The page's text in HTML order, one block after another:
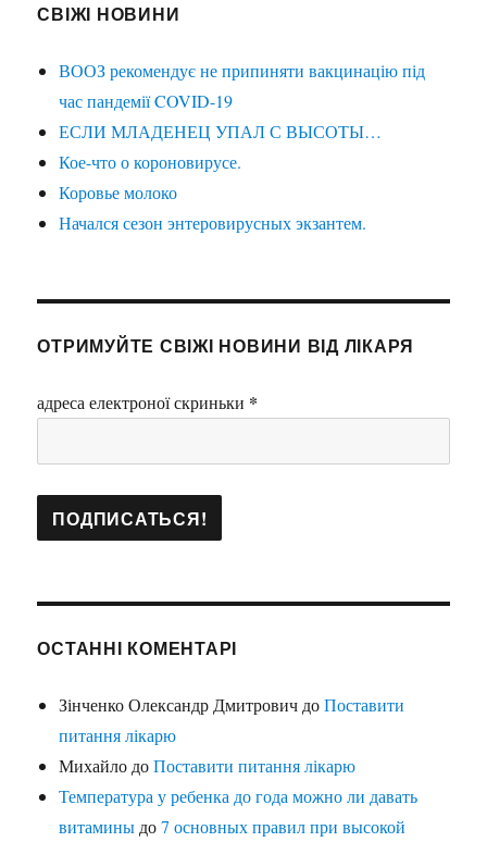
СВІЖІ НОВИНИ
ВООЗ рекомендує не припиняти вакцинацію під
час пандемії COVID-19
ЕСЛИ МЛАДЕНЕЦ УПАЛ С ВЫСОТЫ…
Кое-что о короновирусе.
Коровье молоко
Начался сезон энтеровирусных экзантем.
ОТРИМУЙТЕ СВІЖІ НОВИНИ ВІД ЛІКАРЯ
адреса електроної скриньки *
ОСТАННІ КОМЕНТАРІ
Зінченко Олександр Дмитрович доПоставити
питання лікарю
Михайло доПоставити питання лікарю
Температура у ребенка до года можно ли давать
витамины до7 основных правил при высокой